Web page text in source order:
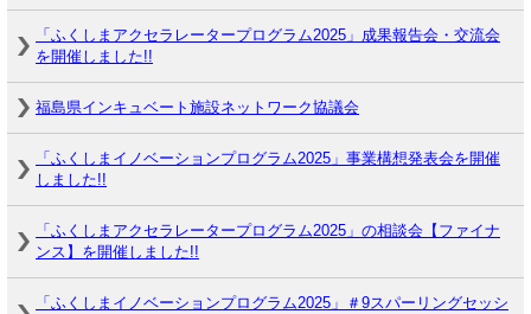
「ふくしまアクセラレータープログラム2025」成果報告会・交流会
を開催しました!!
福島県インキュベート施設ネットワーク協議会
「ふくしまイノベーションプログラム2025」事業構想発表会を開催
しました!!
「ふくしまアクセラレータープログラム2025」の相談会【ファイナ
ンス】を開催しました!!
「ふくしまイノベーションプログラム2025」＃9スパーリングセッシ